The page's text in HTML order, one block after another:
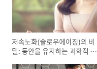
저속노화(슬로우에이징)의 비
밀: 동안을 유지하는 과학적 방